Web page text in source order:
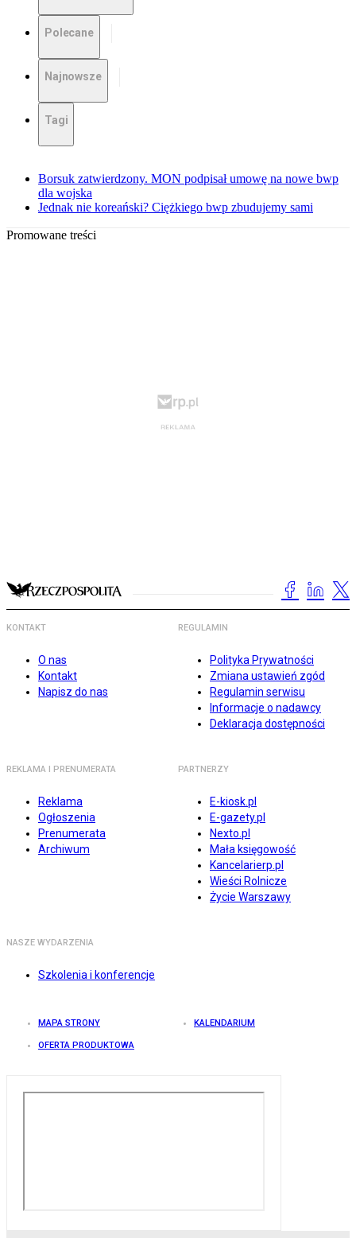
Polecane
Najnowsze
Tagi
Borsuk zatwierdzony. MON podpisał umowę na nowe bwp
dla wojska
Jednak nie koreański? Ciężkiego bwp zbudujemy sami
Promowane treści
KONTAKT
O nas
Kontakt
Napisz do nas
REGULAMIN
Polityka Prywatności
Zmiana ustawień zgód
Regulamin serwisu
Informacje o nadawcy
Deklaracja dostępności
REKLAMA I PRENUMERATA
Reklama
Ogłoszenia
Prenumerata
Archiwum
PARTNERZY
E-kiosk.pl
E-gazety.pl
Nexto.pl
Mała księgowość
Kancelarierp.pl
Wieści Rolnicze
Życie Warszawy
NASZE WYDARZENIA
Szkolenia i konferencje
MAPA STRONY KALENDARIUM
OFERTA PRODUKTOWA